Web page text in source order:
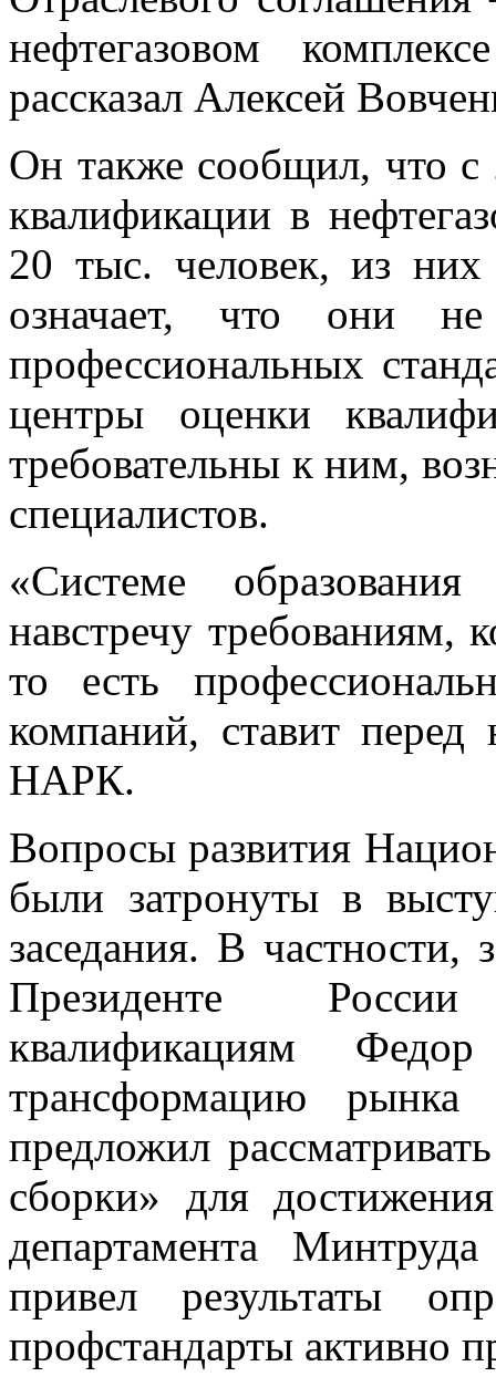
нефтегазовом
рассказал Алексей
Он также сообщил, что с
квалификации в
20 тыс. человек, из
означает, что они не
профессиональных
центры оценки
требовательны к ним,
специалистов.
«Системе
навстречу требованиям,
то есть
компаний, ставит
НАРК.
Вопросы развития
были затронуты в
заседания. В частности,
Президенте
квалификациям Федор
трансформацию
предложил
сборки» для
департамента
привел результаты
профстандарты активно